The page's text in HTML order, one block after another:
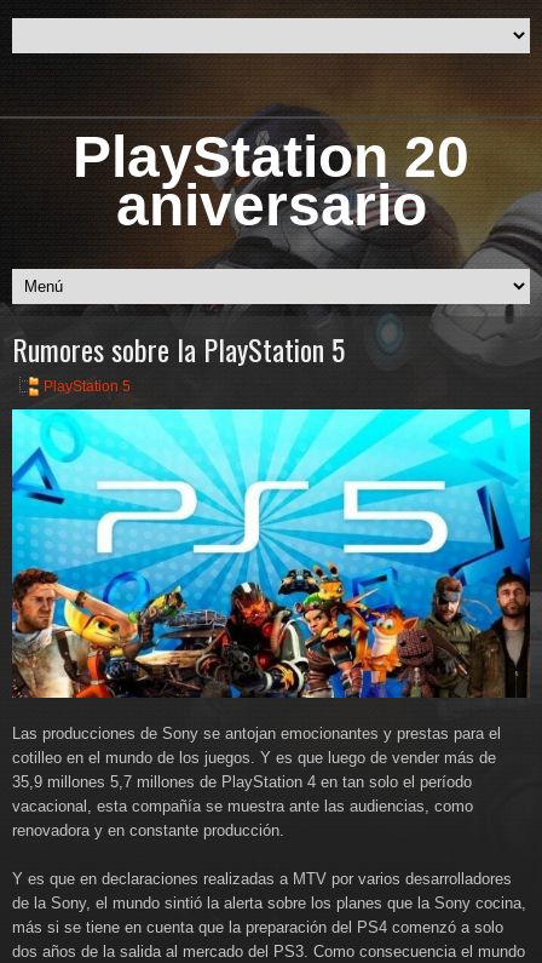
PlayStation 20
aniversario
Rumores sobre la PlayStation 5
PlayStation 5
Las producciones de Sony se antojan emocionantes y prestas para el
cotilleo en el mundo de los juegos. Y es que luego de vender más de
35,9 millones 5,7 millones de PlayStation 4 en tan solo el período
vacacional, esta compañía se muestra ante las audiencias, como
renovadora y en constante producción.
Y es que en declaraciones realizadas a MTV por varios desarrolladores
de la Sony, el mundo sintió la alerta sobre los planes que la Sony cocina,
más si se tiene en cuenta que la preparación del PS4 comenzó a solo
dos años de la salida al mercado del PS3. Como consecuencia el mundo